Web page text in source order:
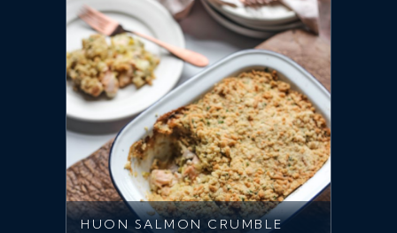
HUON SALMON CRUMBLE